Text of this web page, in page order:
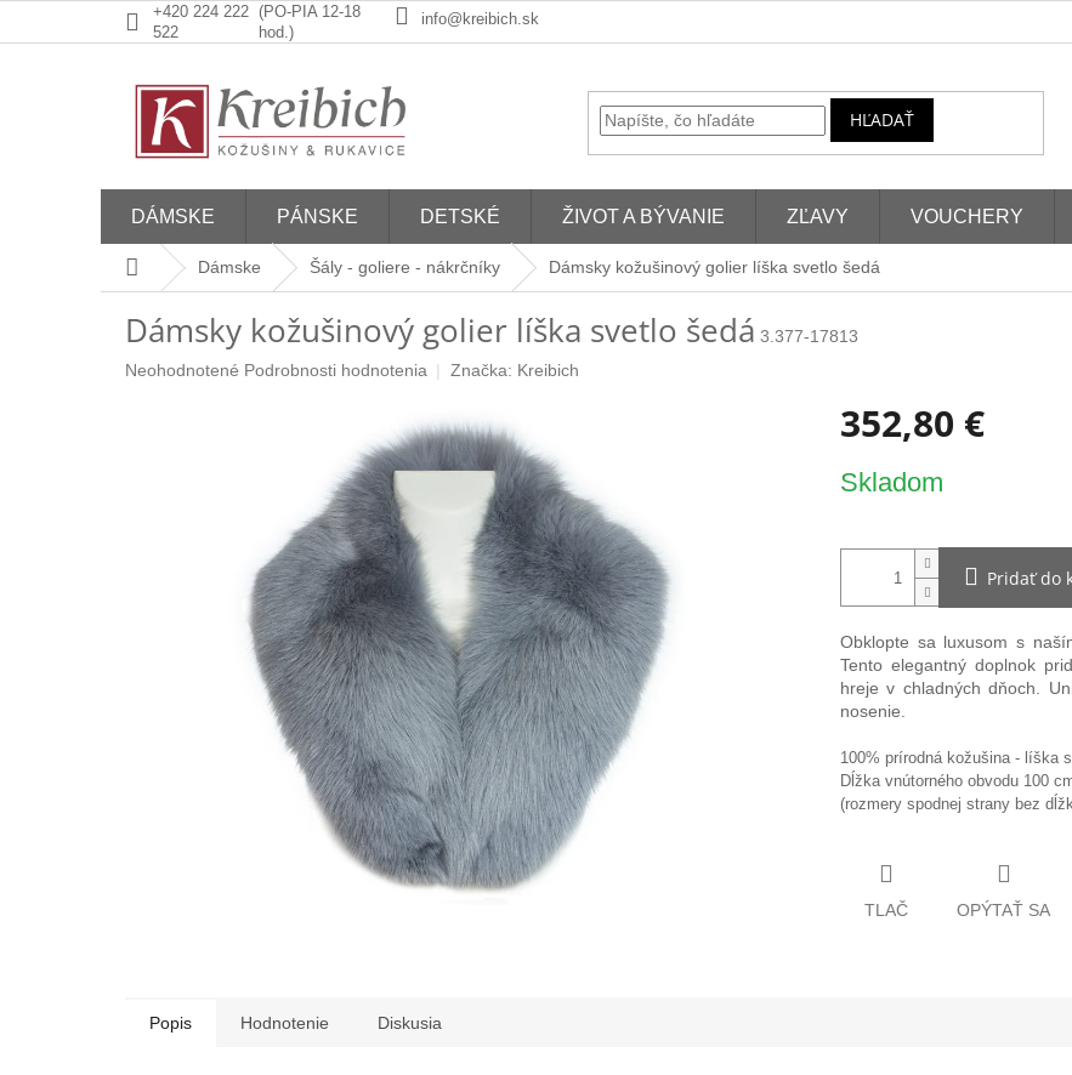
+420 224 222
522
(PO-PIA 12-18
hod.)
info@kreibich.sk
HĽADAŤ
DÁMSKE PÁNSKE DETSKÉ ŽIVOT A BÝVANIE ZĽAVY VOUCHERY
DomovDámske Šály - goliere - nákrčníky Dámsky kožušinový golier líška svetlo šedá
Dámsky kožušinový golier líška svetlo šedá 3.377-17813
Priemerné
Neohodnotené Podrobnosti hodnotenia Značka: Kreibich
352,80 €
cena:
Skladom
Pridať do
Obklopte sa luxusom s
Tento elegantný doplnok
hreje v chladných dňoch.
nosenie.
100% prírodná kožušina - líška
Dĺžka vnútorného obvodu 100
(rozmery spodnej strany bez
TLAČ OPÝTAŤ SA
Popis Hodnotenie Diskusia